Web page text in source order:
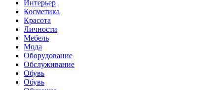
Интерьер
Косметика
Красота
Личности
Мебель
Мода
Оборудование
Обслуживание
Обувь
Обувь